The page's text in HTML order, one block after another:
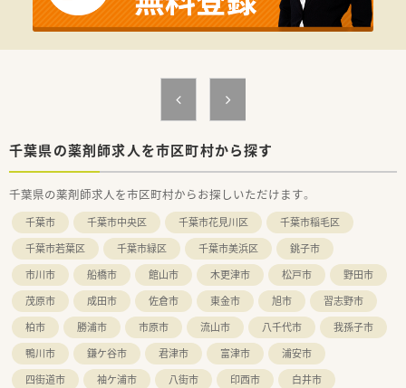
■最新機器の導入やメディカルリスクコントローラー制度を導
入し、調剤過誤防止に向けた取り組みにも積極的です。
■マネジメント型と専門性追求型のキャリアパスが目指せる環
■家族やプライベートを大事にしながら働きたい方、キャリアを
磨きたい方皆様にお勧めです。
千葉県の薬剤師求人を市区町村から探す
千葉県の薬剤師求人を市区町村からお探しいただけます。
千葉市 千葉市中央区 千葉市花見川区
千葉市稲毛区
千葉市若葉区
千葉市緑区 千葉市美浜区
銚子市
市川市
船橋市 館山市 木更津市 松戸市
野田市
茂原市
成田市 佐倉市 東金市 旭市
習志野市
柏市
勝浦市 市原市 流山市 八千代市
我孫子市
鴨川市
鎌ケ谷市 君津市 富津市
浦安市
四街道市
袖ケ浦市 八街市 印西市
白井市